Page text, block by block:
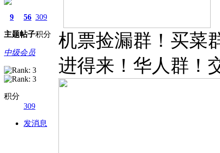
9
主题
56
帖子
309
积分
中级会员
积分
309
发消息
机票捡漏群！买菜
进得来！华人群！